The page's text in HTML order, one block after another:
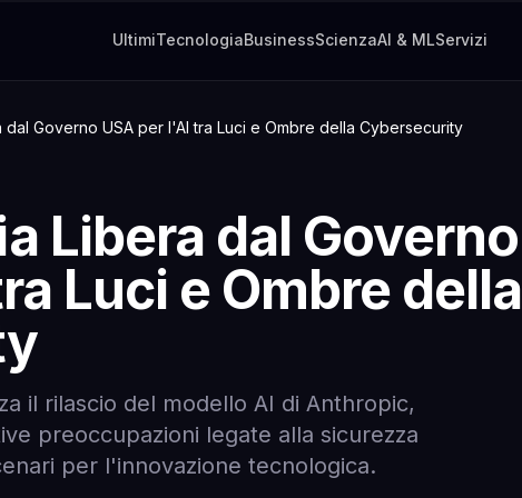
UltimiTecnologiaBusinessScienzaAI & MLServizi
dal Governo USA per l'AI tra Luci e Ombre della Cybersecurity
Libera dal Governo
Luci e Ombre della
il rilascio del modello AI di Anthropic,
preoccupazioni legate alla sicurezza
per l'innovazione tecnologica.